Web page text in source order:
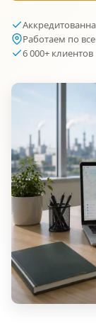
Работаем по
6 000+ клиентов